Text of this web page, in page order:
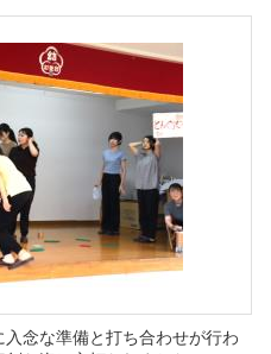
念な準備と打ち合わせが行わ